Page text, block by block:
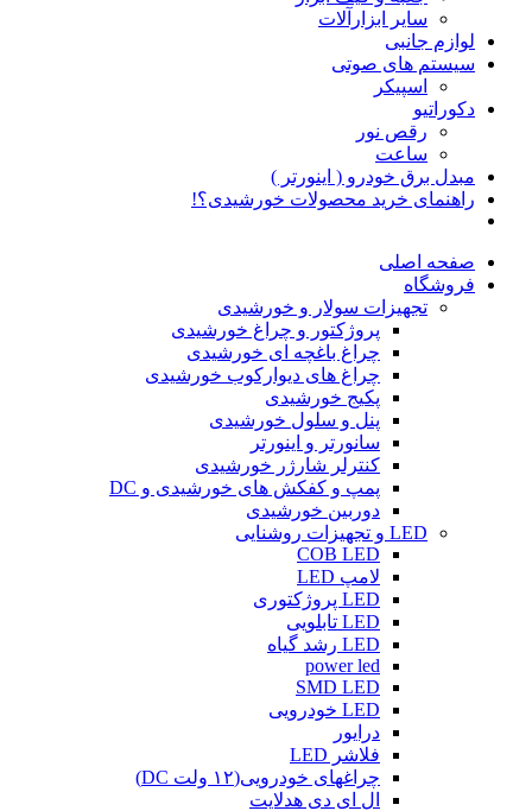
سایر ابزارآلات
لوازم جانبی
سیستم های صوتی
اسپیکر
دکوراتیو
رقص نور
ساعت
مبدل برق خودرو ( اینورتر )
راهنمای خرید محصولات خورشیدی؟!
صفحه اصلی
فروشگاه
تجهیزات سولار و خورشیدی
پروژکتور و چراغ خورشیدی
چراغ باغچه ای خورشیدی
چراغ های دیوارکوب خورشیدی
پکیج خورشیدی
پنل و سلول خورشیدی
سانورتر و اینورتر
کنترلر شارژر خورشیدی
پمپ و کفکش های خورشیدی و DC
دوربین خورشیدی
LED و تجهیزات روشنایی
COB LED
لامپ LED
LED پروژکتوری
LED تابلویی
LED رشد گیاه
power led
SMD LED
LED خودرویی
درایور
فلاشر LED
چراغهای خودرویی(۱۲ ولت DC)
ال ای دی هدلایت